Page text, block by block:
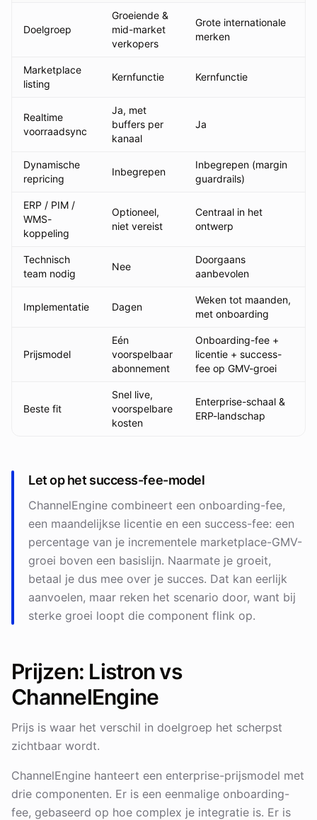
Doelgroep
Groeiende &
mid-market
verkopers
Grote internationale
merken
Marketplace
listing
Kernfunctie Kernfunctie
Realtime
voorraadsync
Ja, met
buffers per
kanaal
Ja
Dynamische
repricing
Inbegrepen
Inbegrepen (margin
guardrails)
ERP / PIM /
WMS-
koppeling
Optioneel,
niet vereist
Centraal in het
ontwerp
Technisch
team nodig
Nee
Doorgaans
aanbevolen
Implementatie Dagen
Weken tot maanden,
met onboarding
Prijsmodel
Eén
voorspelbaar
abonnement
Onboarding-fee +
licentie + success-
fee op GMV-groei
Beste fit
Snel live,
voorspelbare
kosten
Enterprise-schaal &
ERP-landschap
Let op het success-fee-model
ChannelEngine combineert een onboarding-fee,
een maandelijkse licentie en een success-fee: een
percentage van je incrementele marketplace-GMV-
groei boven een basislijn. Naarmate je groeit,
betaal je dus mee over je succes. Dat kan eerlijk
aanvoelen, maar reken het scenario door, want bij
sterke groei loopt die component flink op.
Prijzen: Listron vs
ChannelEngine
Prijs is waar het verschil in doelgroep het scherpst
zichtbaar wordt.
ChannelEngine hanteert een enterprise-prijsmodel met
drie componenten. Er is een eenmalige onboarding-
fee, gebaseerd op hoe complex je integratie is. Er is